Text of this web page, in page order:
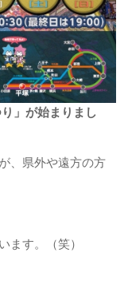
」が始まりまし
、県外や遠方の方
ます。（笑）